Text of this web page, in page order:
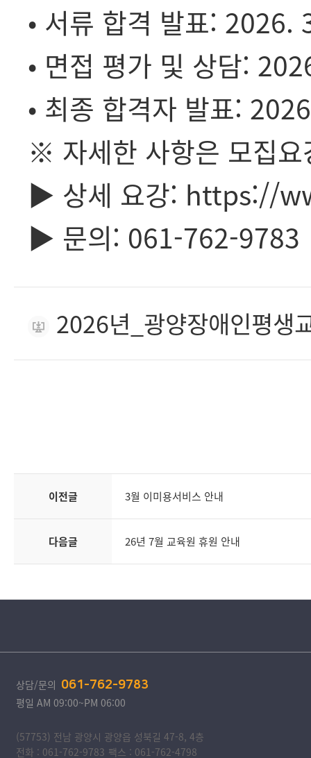
• 서류 합격 발표:
• 면접 평가 및 상담:
• 최종 합격자 발표:
※ 자세한 사항은 모집
▶ 상세 요강: https://
▶ 문의: 061-762-9783
2026년_광양장애인평생
이전글 3월 이미용서비스 안내
다음글 26년 7월 교육원 휴원 안내
(57753) 전남 광양시 광양읍 성북길 47-8, 4층
전화 : 061-762-9783 팩스 : 061-762-4798
상담/문의 061-762-9783
평일 AM 09:00~PM 06:00